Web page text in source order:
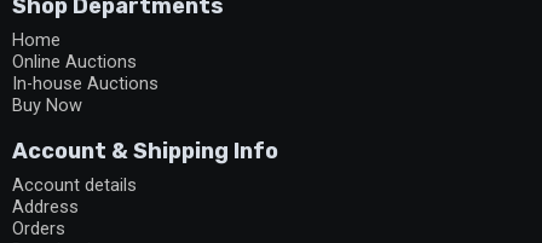
Shop Departments
Home
Online Auctions
In-house Auctions
Buy Now
Account & Shipping Info
Account details
Address
Orders